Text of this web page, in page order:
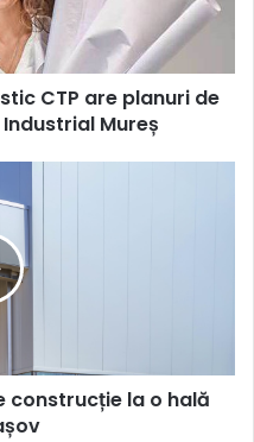
CTP are planuri de
Mureș
construcție la o hală